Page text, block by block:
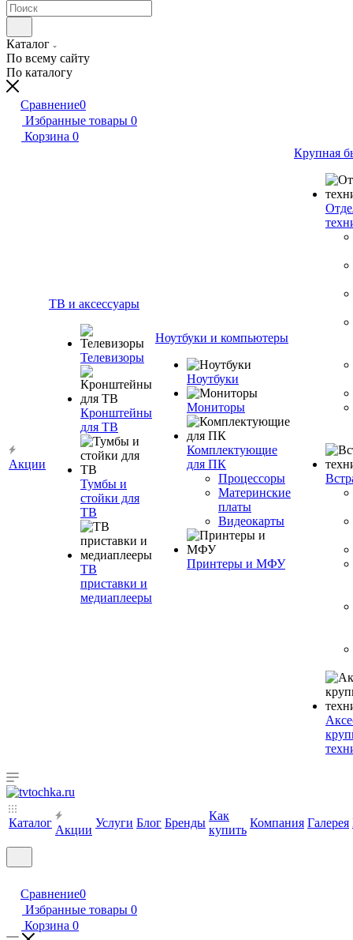
Каталог
По всему сайту
По каталогу
Сравнение0
Избранные товары 0
Корзина 0
Акции
ТВ и аксессуары
Телевизоры
Кронштейны
для ТВ
Тумбы и
стойки для
ТВ
ТВ
приставки и
медиаплееры
Ноутбуки и компьютеры
Ноутбуки
Мониторы
Комплектующие
для ПК
Процессоры
Материнские
платы
Видеокарты
Принтеры и МФУ
Крупная
Каталог
Акции
Услуги Блог Бренды
Как
купить
Компания Галерея
Сравнение0
Избранные товары 0
Корзина 0